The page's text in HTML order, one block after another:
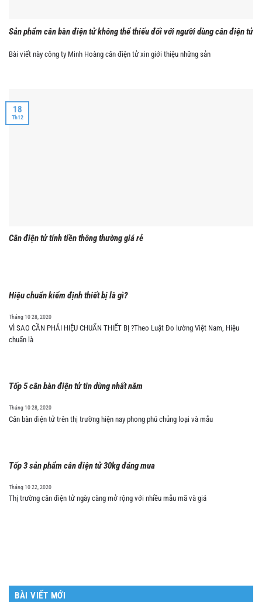
Sản phẩm cân bàn điện tử không thể thiếu đối với người dùng cân điện tử
Bài viết này công ty Minh Hoàng cân điện tử xin giới thiệu những sản
Cân điện tử tính tiền thông thường giá rẻ
18
Th12
Hiệu chuẩn kiểm định thiết bị là gì?
Tháng 10 28, 2020
VÌ SAO CẦN PHẢI HIỆU CHUẨN THIẾT BỊ ?Theo Luật Đo lường Việt Nam, Hiệu
chuẩn là
Tốp 5 cân bàn điện tử tin dùng nhất năm
Tháng 10 28, 2020
Cân bàn điện tử trên thị trường hiện nay phong phú chủng loại và mẫu
Tốp 3 sản phẩm cân điện tử 30kg đáng mua
Tháng 10 22, 2020
Thị trường cân điện tử ngày càng mở rộng với nhiều mẫu mã và giá
BÀI VIẾT MỚI